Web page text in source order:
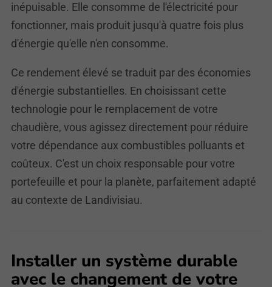
inépuisable. Elle consomme de l'électricité pour
fonctionner, mais produit jusqu'à quatre fois plus
d'énergie qu'elle n'en consomme.
Ce rendement élevé se traduit par des économies
d'énergie substantielles. En choisissant cette
technologie pour le remplacement de votre
chaudière, vous agissez directement pour réduire
votre dépendance aux combustibles polluants et
coûteux. C'est un choix responsable pour votre
portefeuille et pour la planète, parfaitement adapté
au contexte de Landivisiau.
Installer un système durable
avec le changement de votre